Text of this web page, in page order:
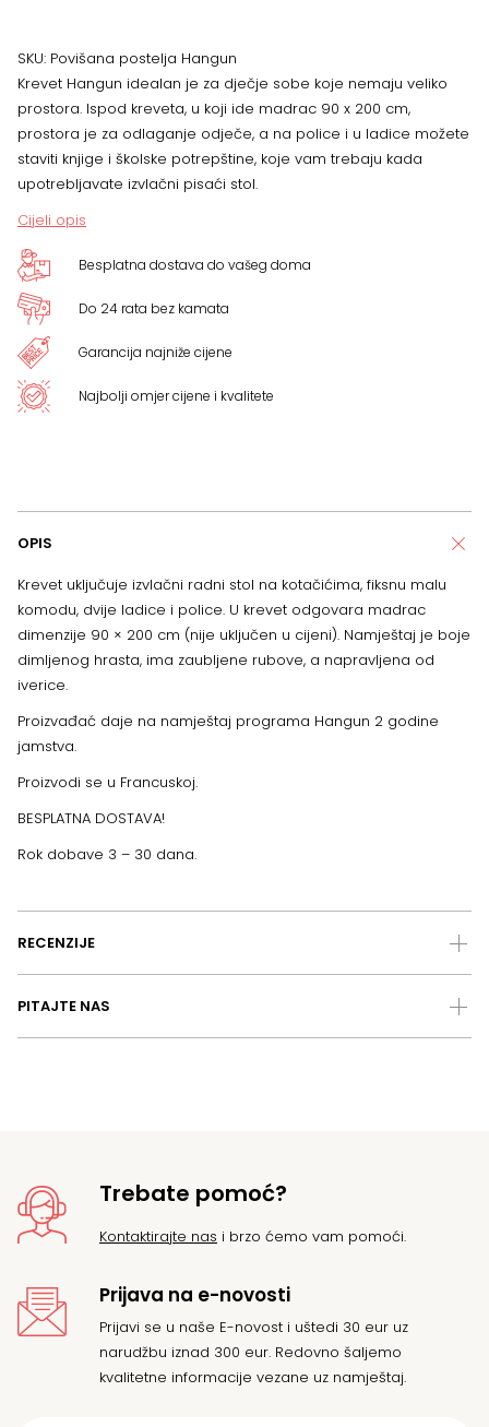
x
x
135/206
količina
SKU: Povišana postelja Hangun
Krevet Hangun idealan je za dječje sobe koje nemaju veliko
prostora. Ispod kreveta, u koji ide madrac 90 x 200 cm,
prostora je za odlaganje odječe, a na police i u ladice možete
staviti knjige i školske potrepštine, koje vam trebaju kada
upotrebljavate izvlačni pisaći stol.
Cijeli opis
Besplatna dostava do vašeg doma
Do 24 rata bez kamata
Garancija najniže cijene
Najbolji omjer cijene i kvalitete
OPIS
Krevet uključuje izvlačni radni stol na kotačićima, fiksnu malu
komodu, dvije ladice i police. U krevet odgovara madrac
dimenzije 90 × 200 cm (nije uključen u cijeni). Namještaj je boje
dimljenog hrasta, ima zaubljene rubove, a napravljena od
iverice.
Proizvađać daje na namještaj programa Hangun 2 godine
jamstva.
Proizvodi se u Francuskoj.
BESPLATNA DOSTAVA!
Rok dobave 3 – 30 dana.
RECENZIJE
PITAJTE NAS
Trebate pomoć?
Kontaktirajte nas i brzo ćemo vam pomoći.
Prijava na e-novosti
Prijavi se u naše E-novost i uštedi 30 eur uz
narudžbu iznad 300 eur. Redovno šaljemo
kvalitetne informacije vezane uz namještaj.